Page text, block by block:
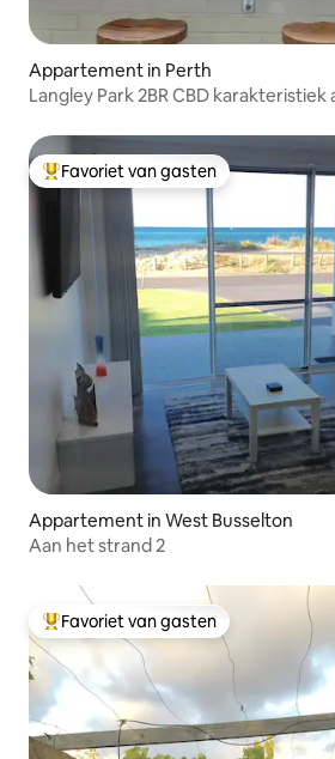
Appartement in Perth
Langley Park 2BR CBD
Topfavoriet van gasten
Favoriet van gasten
Appartement in West Busselton
Aan het strand 2
Topfavoriet van gasten
Favoriet van gasten